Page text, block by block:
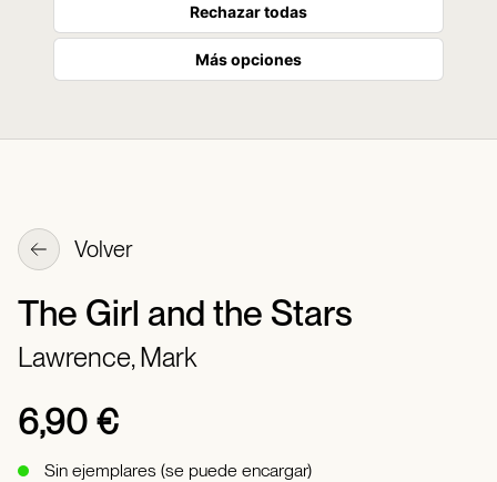
Rechazar todas
Más opciones
Volver
The Girl and the Stars
Lawrence, Mark
6,90 €
Sin ejemplares (se puede encargar)